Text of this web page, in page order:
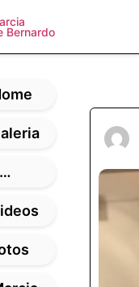
Bernardo